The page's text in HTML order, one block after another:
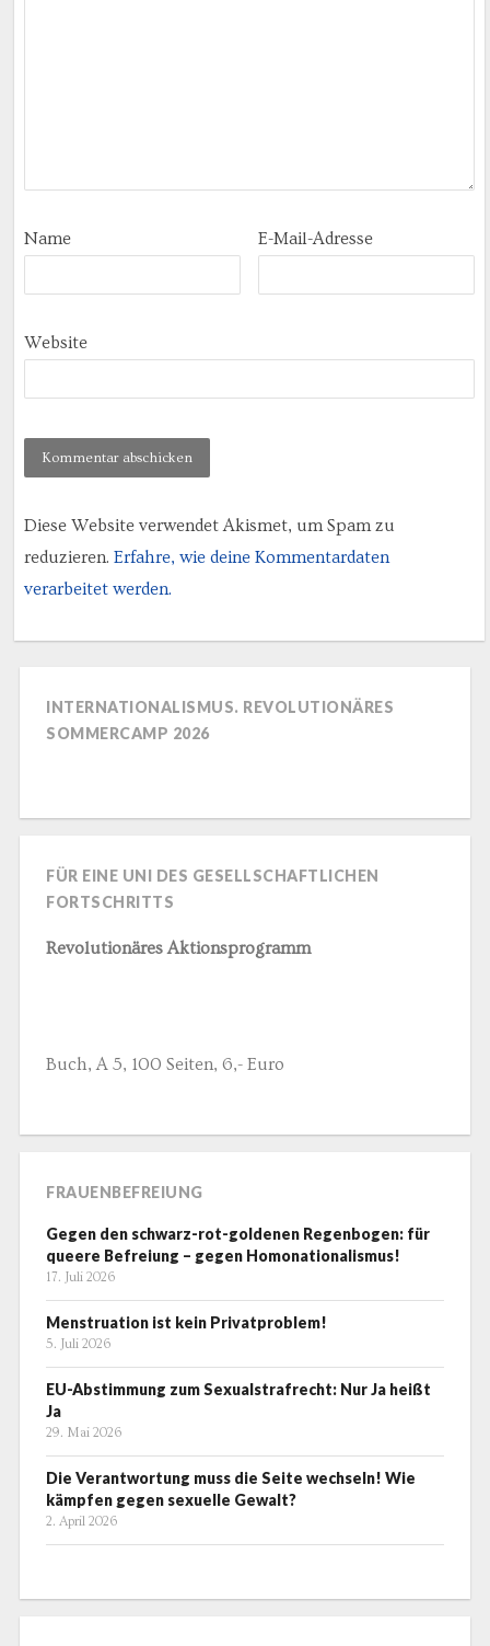
Name E-Mail-Adresse
Website
Diese Website verwendet Akismet, um Spam zu
reduzieren. Erfahre, wie deine Kommentardaten
verarbeitet werden.
INTERNATIONALISMUS. REVOLUTIONÄRES
SOMMERCAMP 2026
FÜR EINE UNI DES GESELLSCHAFTLICHEN
FORTSCHRITTS
Revolutionäres Aktionsprogramm
Buch, A 5, 100 Seiten, 6,- Euro
FRAUENBEFREIUNG
Gegen den schwarz-rot-goldenen Regenbogen: für
queere Befreiung – gegen Homonationalismus!
17. Juli 2026
Menstruation ist kein Privatproblem!
5. Juli 2026
EU-Abstimmung zum Sexualstrafrecht: Nur Ja heißt
Ja
29. Mai 2026
Die Verantwortung muss die Seite wechseln! Wie
kämpfen gegen sexuelle Gewalt?
2. April 2026